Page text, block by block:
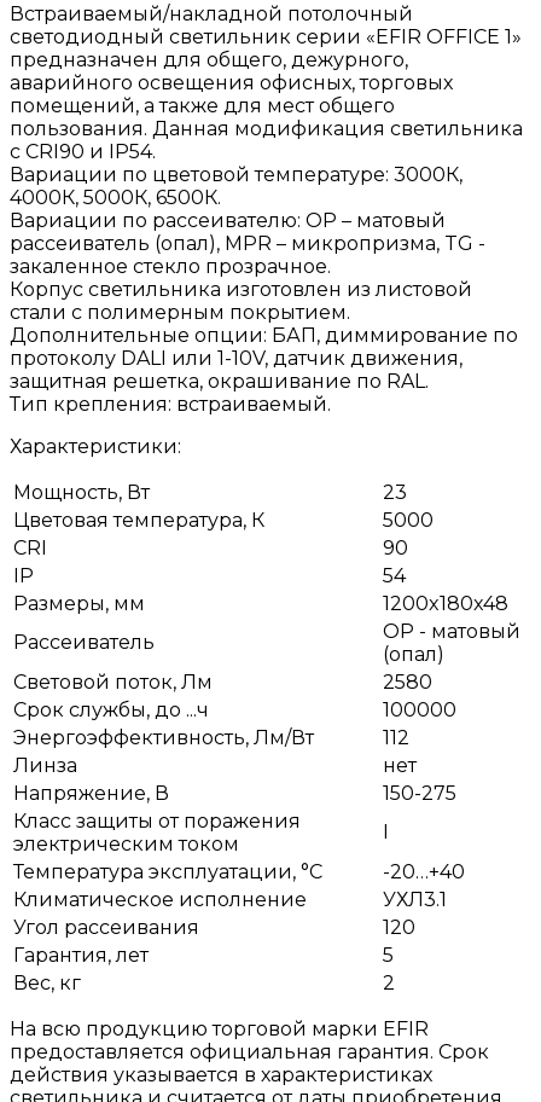
Встраиваемый/накладной потолочный
светодиодный светильник серии «EFIR OFFICE 1»
предназначен для общего, дежурного,
аварийного освещения офисных, торговых
помещений, а также для мест общего
пользования. Данная модификация светильника
с CRI90 и IP54.
Вариации по цветовой температуре: 3000К,
4000К, 5000К, 6500К.
Вариации по рассеивателю: OP – матовый
рассеиватель (опал), МPR – микропризма, TG -
закаленное стекло прозрачное.
Корпус светильника изготовлен из листовой
стали с полимерным покрытием.
Дополнительные опции: БАП, диммирование по
протоколу DALI или 1-10V, датчик движения,
защитная решетка, окрашивание по RAL.
Тип крепления: встраиваемый.
Характеристики:
Мощность, Вт
23
Цветовая температура, К
5000
CRI
90
IP
54
Размеры, мм
1200x180x48
Рассеиватель
OP - матовый
(опал)
Световой поток, Лм
2580
Срок службы, до ...ч
100000
Энергоэффективность, Лм/Вт
112
Линза
нет
Напряжение, В
150-275
Класс защиты от поражения
электрическим током
I
Температура эксплуатации, °С
-20…+40
Климатическое исполнение
УХЛ3.1
Угол рассеивания
120
Гарантия, лет
5
Вес, кг
2
На всю продукцию торговой марки EFIR
предоставляется официальная гарантия. Срок
действия указывается в характеристиках